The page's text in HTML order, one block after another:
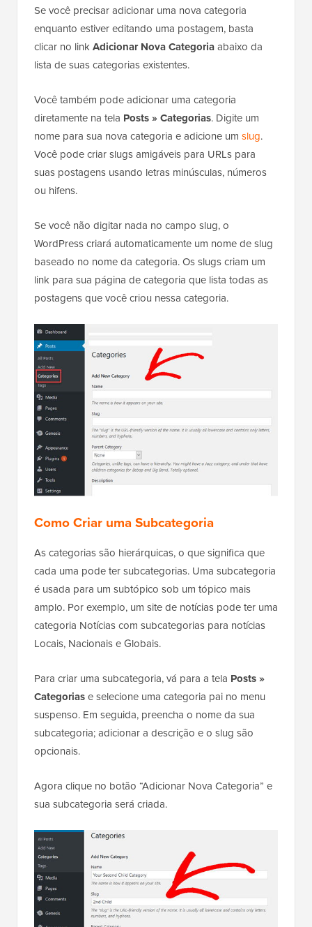
Se você precisar adicionar uma nova categoria
enquanto estiver editando uma postagem, basta
clicar no linkAdicionar Nova Categoriaabaixo da
lista de suas categorias existentes.
Você também pode adicionar uma categoria
diretamente na tela Posts » Categorias. Digite um
nome para sua nova categoria e adicione um slug.
Você pode criar slugs amigáveis para URLs para
suas postagens usando letras minúsculas, números
ou hifens.
Se você não digitar nada no campo slug, o
WordPress criará automaticamente um nome de slug
baseado no nome da categoria. Os slugs criam um
link para sua página de categoria que lista todas as
postagens que você criou nessa categoria.
Como Criar uma Subcategoria
As categorias são hierárquicas, o que significa que
cada uma pode ter subcategorias. Uma subcategoria
é usada para um subtópico sob um tópico mais
amplo. Por exemplo, um site de notícias pode ter uma
categoria Notícias com subcategorias para notícias
Locais, Nacionais e Globais.
Para criar uma subcategoria, vá para a tela Posts »
Categoriase selecione uma categoria pai no menu
suspenso. Em seguida, preencha o nome da sua
subcategoria; adicionar a descrição e o slug são
opcionais.
Agora clique no botão “Adicionar Nova Categoria” e
sua subcategoria será criada.